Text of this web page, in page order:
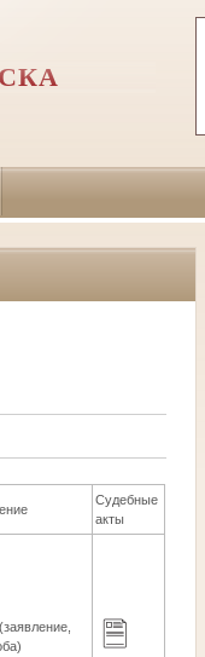
Судебные
акты